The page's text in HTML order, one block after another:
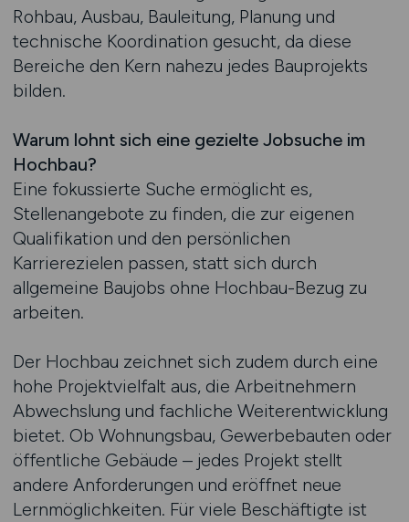
Rohbau, Ausbau, Bauleitung, Planung und
technische Koordination gesucht, da diese
Bereiche den Kern nahezu jedes Bauprojekts
bilden.
Warum lohnt sich eine gezielte Jobsuche im
Hochbau?
Eine fokussierte Suche ermöglicht es,
Stellenangebote zu finden, die zur eigenen
Qualifikation und den persönlichen
Karrierezielen passen, statt sich durch
allgemeine Baujobs ohne Hochbau-Bezug zu
arbeiten.
Der Hochbau zeichnet sich zudem durch eine
hohe Projektvielfalt aus, die Arbeitnehmern
Abwechslung und fachliche Weiterentwicklung
bietet. Ob Wohnungsbau, Gewerbebauten oder
öffentliche Gebäude – jedes Projekt stellt
andere Anforderungen und eröffnet neue
Lernmöglichkeiten. Für viele Beschäftigte ist